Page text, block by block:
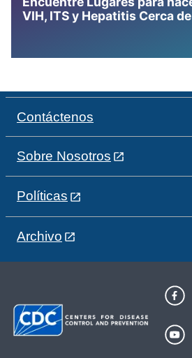
VIH, ITS y Hepatitis Cerca
Contáctenos
Sobre Nosotros
Políticas
Archivo